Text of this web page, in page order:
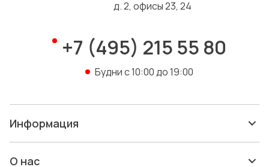
шариковая DS2 PTC
Артикул: ds2ptc-10
д. 2, офисы 23, 24
+7 (495) 215 55 80
Будни с 10:00 до 19:00
Информация
О нас